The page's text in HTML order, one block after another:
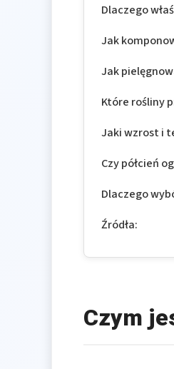
Dlaczego
Jak
Jak
Które rośliny
Jaki wzrost i
Czy półcień
Dlaczego
Źródła:
Czym